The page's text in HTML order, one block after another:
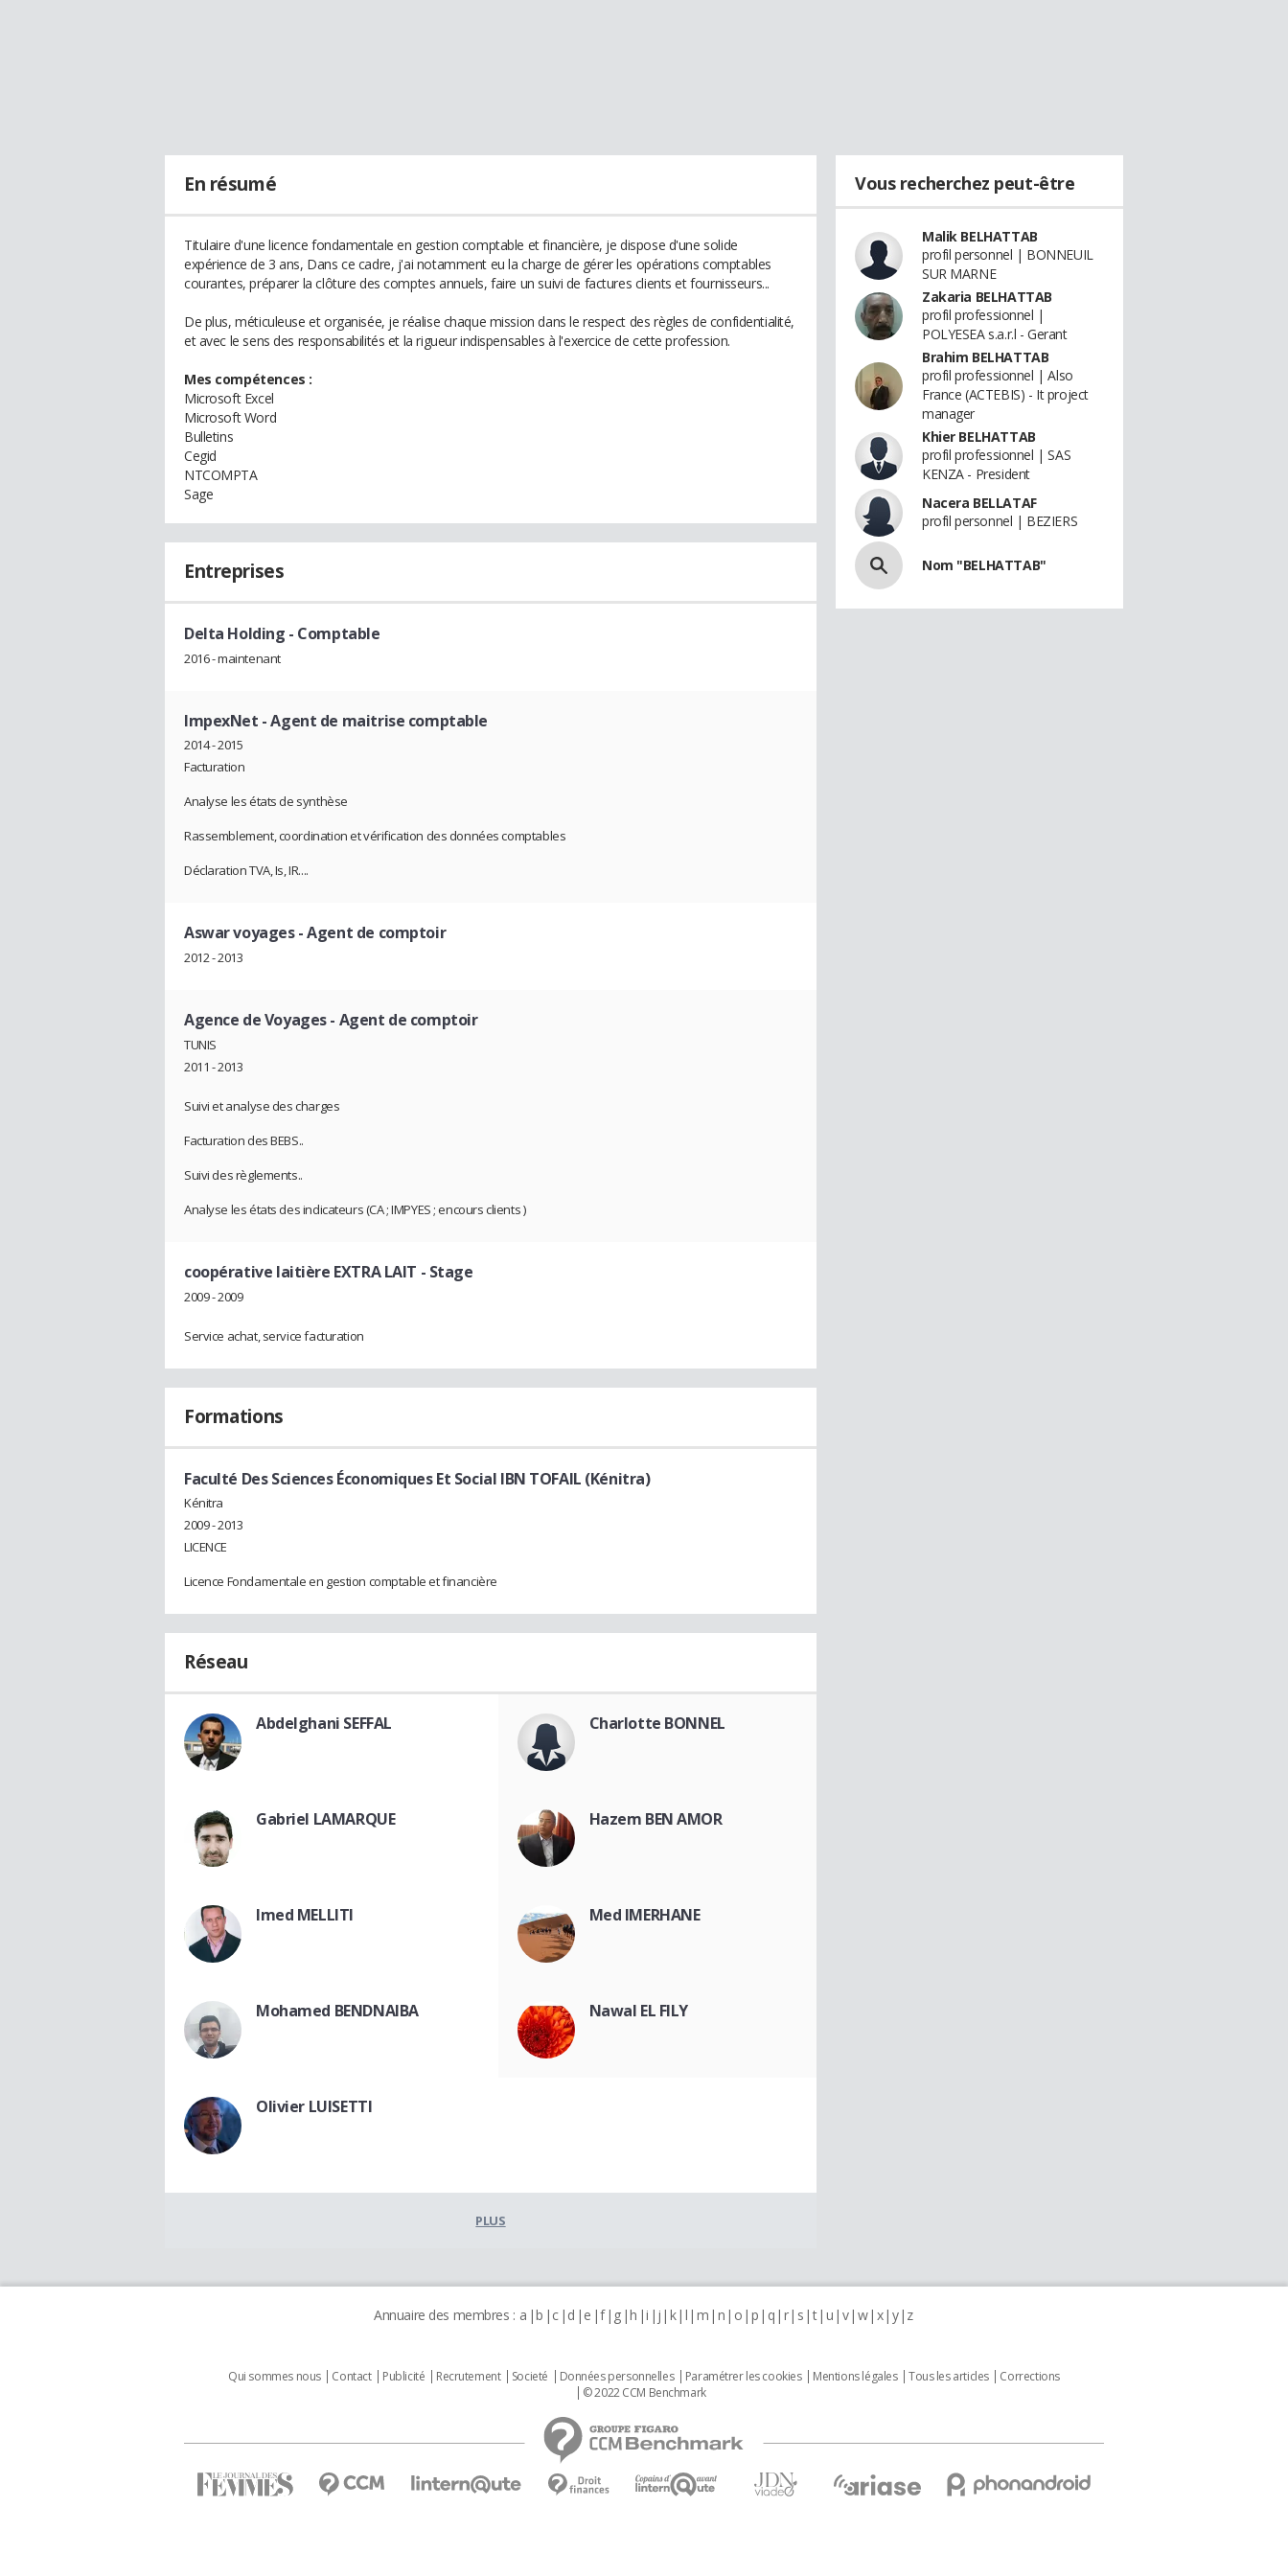
En résumé
Titulaire d'une licence fondamentale en gestion comptable et financière, je dispose d'une solide
expérience de 3 ans, Dans ce cadre, j'ai notamment eu la charge de gérer les opérations comptables
courantes, préparer la clôture des comptes annuels, faire un suivi de factures clients et fournisseurs...
De plus, méticuleuse et organisée, je réalise chaque mission dans le respect des règles de confidentialité,
et avec le sens des responsabilités et la rigueur indispensables à l'exercice de cette profession.
Mes compétences :
Microsoft Excel
Microsoft Word
Bulletins
Cegid
NTCOMPTA
Sage
Entreprises
Delta Holding - Comptable
2016 - maintenant
ImpexNet - Agent de maitrise comptable
2014 - 2015
Facturation
Analyse les états de synthèse
Rassemblement, coordination et vérification des données comptables
Déclaration TVA, Is, IR....
Aswar voyages- Agent de comptoir
2012 - 2013
Agence de Voyages- Agent de comptoir
TUNIS
2011 - 2013
Suivi et analyse des charges
Facturation des BEBS..
Suivi des règlements..
Analyse les états des indicateurs (CA ; IMPYES ; encours clients )
coopérative laitière EXTRA LAIT - Stage
2009 - 2009
Service achat, service facturation
Formations
Faculté Des Sciences Économiques Et Social IBN TOFAIL (Kénitra)
Kénitra
2009 - 2013
LICENCE
Licence Fondamentale en gestion comptable et financière
Réseau
Abdelghani SEFFAL Charlotte BONNEL
Gabriel LAMARQUE Hazem BEN AMOR
Imed MELLITI Med IMERHANE
Mohamed BENDNAIBA Nawal EL FILY
Olivier LUISETTI
PLUS
Vous recherchez peut-être
Malik BELHATTAB
profil personnel | BONNEUIL
SUR MARNE
Zakaria BELHATTAB
profil professionnel |
POLYESEA s.a.r.l - Gerant
Brahim BELHATTAB
profil professionnel | Also
France (ACTEBIS) - It project
manager
Khier BELHATTAB
profil professionnel | SAS
KENZA - President
Nacera BELLATAF
profil personnel | BEZIERS
Nom "BELHATTAB"
Annuaire des membres : a b c d e f g h i j k l m n o p q r s t u v w x y z
Qui sommes nous Contact Publicité Recrutement Societé Données personnelles Paramétrer les cookies Mentions légales Tous les articles
Corrections
© 2022 CCM Benchmark